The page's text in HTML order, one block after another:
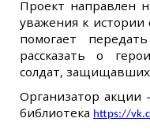
Проект направлен
уважения к истории
помогает
рассказать о
солдат,
Организатор акции
библиотека https://